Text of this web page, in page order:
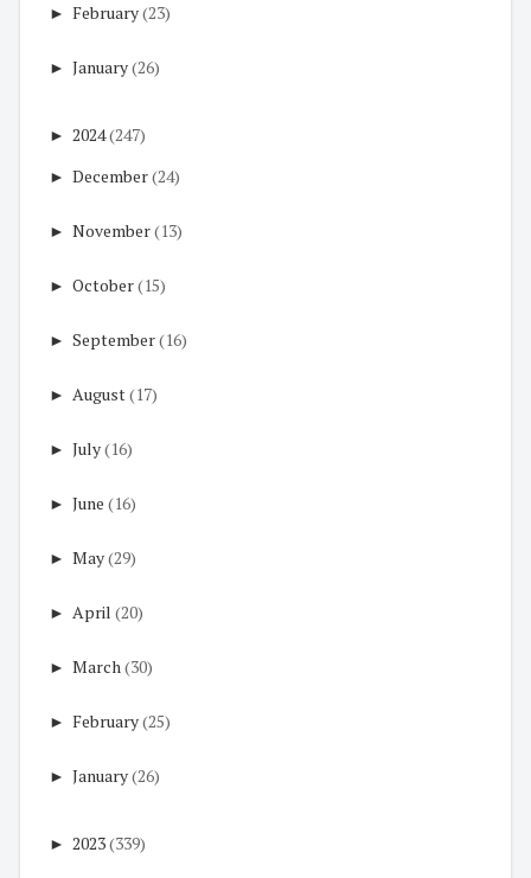
► February(23)
► January(26)
► 2024(247)
► December(24)
► November(13)
► October(15)
► September(16)
► August(17)
► July(16)
► June (16)
► May(29)
► April (20)
► March(30)
► February(25)
► January(26)
► 2023(339)